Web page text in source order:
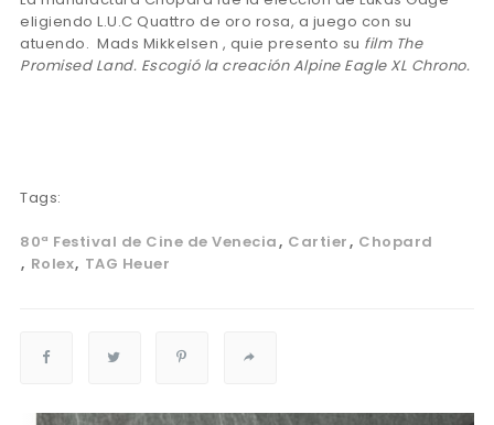
eligiendo L.U.C Quattro de oro rosa, a juego con su
atuendo. Mads Mikkelsen , quie presento su film The
Promised Land. Escogió la creación Alpine Eagle XL Chrono.
Tags:
80ª Festival de Cine de Venecia Cartier
Chopard
Rolex TAG Heuer